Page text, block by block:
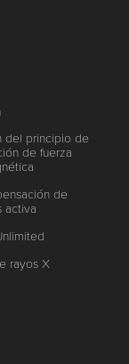
del principio de
de fuerza
de
activa
rayos X